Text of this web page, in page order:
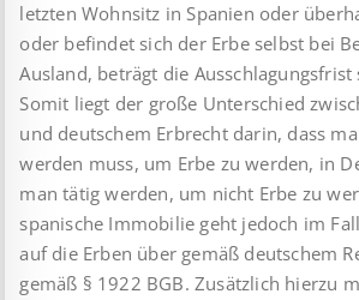
letzten Wohnsitz in Spanien oder
oder befindet sich der Erbe selbst bei
Ausland, beträgt die Ausschlagungsfrist
Somit liegt der große Unterschied
und deutschem Erbrecht darin, dass
werden muss, um Erbe zu werden, in
man tätig werden, um nicht Erbe zu
spanische Immobilie geht jedoch im
auf die Erben über gemäß deutschem
gemäß § 1922 BGB. Zusätzlich hierzu